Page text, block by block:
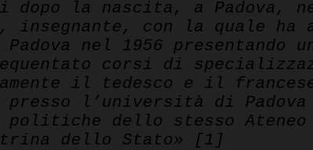
la nascita, a Padova,
insegnante, con la quale
nel 1956 presentando
corsi di
il tedesco e il
l’università di Padova
dello stesso Ateneo
dello Stato» [1]